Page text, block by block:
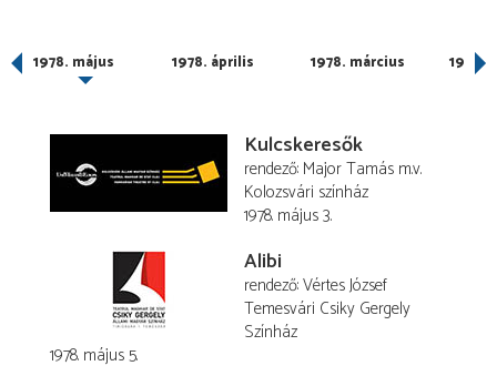
1978. május 1978. április 1978. március 1978.
Kulcskeresők
rendező Major Tamás m.v.
Kolozsvári színház
1978. május 3.
Alibi
rendező Vértes József
Temesvári Csiky Gergely
Színház
1978. május 5.